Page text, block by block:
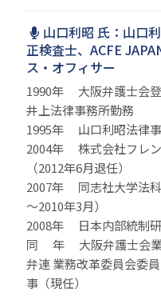
山口利昭 氏：山口
正検査士、ACFE
ス・オフィサー
1990年 大阪弁護士会
井上法律事務所勤務
1995年 山口利昭法律
2004年 株式会社フレ
（2012年6月退任）
2007年 同志社大学法
～2010年3月）
2008年 日本内部統制
同 年 大阪弁護士会業
弁連 業務改革委員会委
事（現任）